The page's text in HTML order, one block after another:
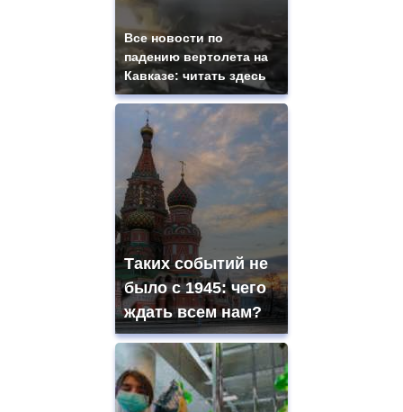
Все новости по
падению вертолета на
Кавказе: читать здесь
Таких событий не
было с 1945: чего
ждать всем нам?